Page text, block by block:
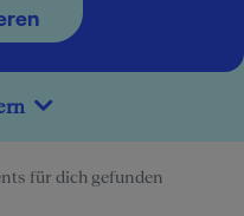
für dich gefunden